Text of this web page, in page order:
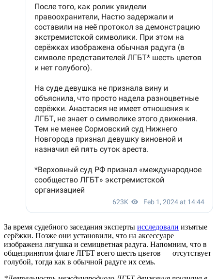
За время судебного заседания эксперты исследовали изъятые
серёжки. Позже они установили, что на аксессуаре
изображена лягушка и семицветная радуга. Напомним, что в
общепринятом флаге ЛГБТ всего шесть цветов — отсутствует
голубой, тогда как в обычной радуге их семь.